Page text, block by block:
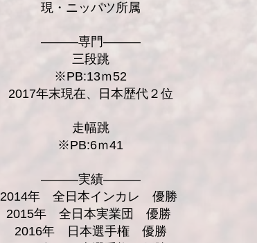
現・ニッパツ所属
―――専門―――
三段跳
※PB:13ｍ52
2017年末現在、日本歴代２位
走幅跳
※PB:6ｍ41
―――実績―――
2014年 全日本インカレ 優勝
2015年 全日本実業団 優勝
2016年 日本選手権 優勝